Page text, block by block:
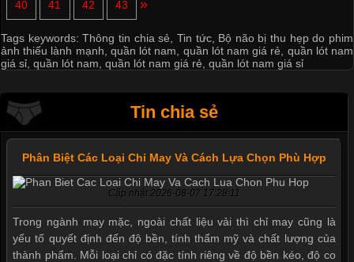
40 41 42 43 »
Tags keywords:Thông tin chia sẻ Tin tức, Bộ não bị thu hẹp do phim
ảnh thiếu lành mạnh quần lót nam quần lót nam giá rẻ
quần lót nam
giá sỉ quần lót nam quần lót nam giá rẻ quần lót nam giá sỉ
Tin chia sẻ
Phân Biệt Các Loại Chỉ May Và Cách Lựa Chọn Phù Hợp
Cập nhật 2026-08-07 17:28:11
Trong ngành may mặc, ngoài chất liệu vải thì chỉ may cũng là
yếu tố quyết định đến độ bền, tính thẩm mỹ và chất lượng của
thành phẩm. Mỗi loại chỉ có đặc tính riêng về độ bền kéo, độ co
Mẫu quần short quần lót nam nữ hè thu 2017
Thị hiều quần lót nam bơi lội nam và nữ 2017
Xu hướng thời trang trẻ và quần lót nam giá sỉ